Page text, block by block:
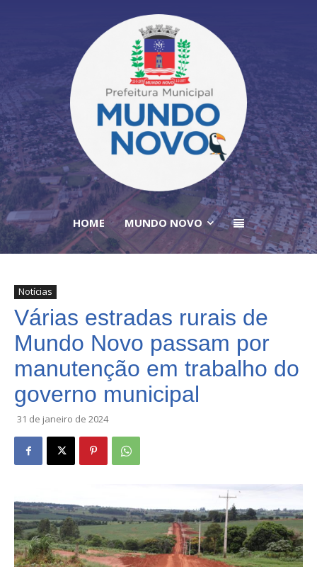
HOME MUNDO NOVO
Notícias
Várias estradas rurais de
Mundo Novo passam por
manutenção em trabalho do
governo municipal
31 de janeiro de 2024